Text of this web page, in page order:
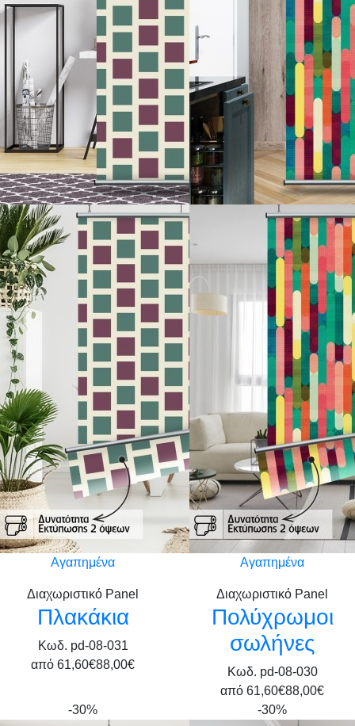
Αγαπημένα
Διαχωριστικό Panel
Πλακάκια
Κωδ. pd-08-031
από 61,60€88,00€
Αγαπημένα
Διαχωριστικό Panel
Πολύχρωμοι
σωλήνες
Κωδ. pd-08-030
από 61,60€88,00€
-30%
-30%